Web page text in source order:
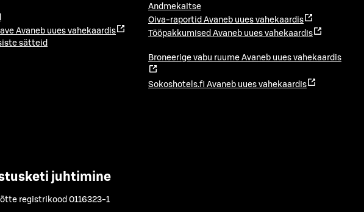
Avaneb uues vahekaardis
sätteid
Andmekaitse
Oiva-raportid Avaneb uues vahekaardis
Tööpakkumised Avaneb uues vahekaardis
Broneerige vabu ruume Avaneb uues vahekaardis
Sokoshotels.fi Avaneb uues vahekaardis
juhtimine
registrikood 0116323-1